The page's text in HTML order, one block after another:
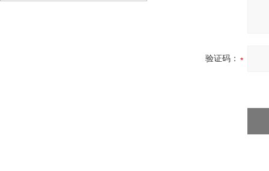
验证码：